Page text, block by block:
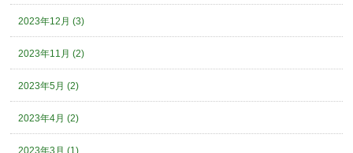
2023年12月 (3)
2023年11月 (2)
2023年5月 (2)
2023年4月 (2)